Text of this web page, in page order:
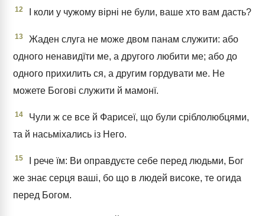
12 І коли у чужому вірні не були, ваше хто вам дасть?
13
Жаден слуга не може двом панам служити: або
одного ненавидїти ме, а другого любити ме; або до
одного прихилить ся, а другим гордувати ме. Не
можете Богові служити й мамонї.
14
Чули ж се все й Фарисеї, що були сріблолюбцями,
та й насьміхались із Него.
15
І рече їм: Ви оправдуєте себе перед людьми, Бог
же знає серця ваші, бо що в людей високе, те огида
перед Богом.